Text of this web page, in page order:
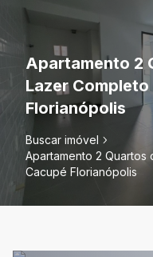
Apartamento 2
Lazer Completo
Florianópolis
Buscar imóvel
Apartamento 2 Quartos
Cacupé Florianópolis